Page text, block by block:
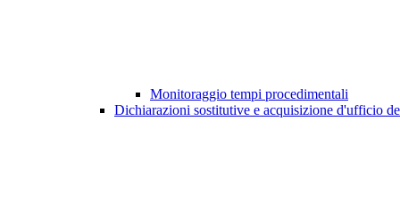
Monitoraggio tempi procedimentali
Dichiarazioni sostitutive e acquisizione d'ufficio